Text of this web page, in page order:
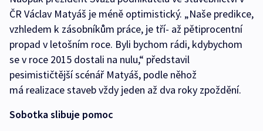
ČR Václav Matyáš je méně optimistický. „Naše predikce,
vzhledem k zásobníkům práce, je tří- až pětiprocentní
propad v letošním roce. Byli bychom rádi, kdybychom
se v roce 2015 dostali na nulu,“ představil
pesimističtější scénář Matyáš, podle něhož
má realizace staveb vždy jeden až dva roky zpoždění.
Sobotka slibuje pomoc